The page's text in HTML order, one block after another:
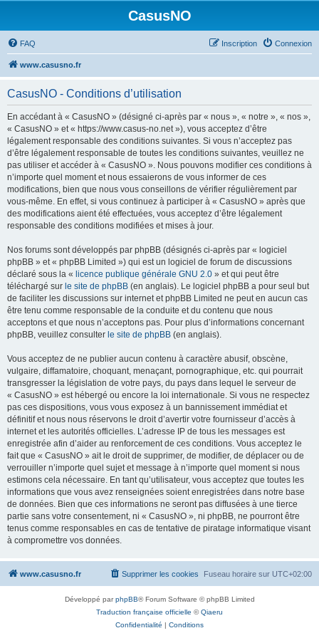
CasusNO
FAQ Connexion
Inscription
www.casusno.fr
CasusNO - Conditions d’utilisation
En accédant à « CasusNO » (désigné ci-après par « nous », « notre », « nos »,
« CasusNO » et « https://www.casus-no.net »), vous acceptez d’être
légalement responsable des conditions suivantes. Si vous n’acceptez pas
d’être légalement responsable de toutes les conditions suivantes, veuillez ne
pas utiliser et accéder à « CasusNO ». Nous pouvons modifier ces conditions à
n’importe quel moment et nous essaierons de vous informer de ces
modifications, bien que nous vous conseillons de vérifier régulièrement par
vous-même. En effet, si vous continuez à participer à « CasusNO » après que
des modifications aient été effectuées, vous acceptez d’être légalement
responsable des conditions modifiées et mises à jour.
Nos forums sont développés par phpBB (désignés ci-après par « logiciel
phpBB » et « phpBB Limited ») qui est un logiciel de forum de discussions
déclaré sous la « licence publique générale GNU 2.0 » et qui peut être
téléchargé sur le site de phpBB (en anglais). Le logiciel phpBB a pour seul but
de faciliter les discussions sur internet et phpBB Limited ne peut en aucun cas
être tenu comme responsable de la conduite et du contenu que nous
acceptons et que nous n’acceptons pas. Pour plus d’informations concernant
phpBB, veuillez consulter le site de phpBB (en anglais).
Vous acceptez de ne publier aucun contenu à caractère abusif, obscène,
vulgaire, diffamatoire, choquant, menaçant, pornographique, etc. qui pourrait
transgresser la législation de votre pays, du pays dans lequel le serveur de
« CasusNO » est hébergé ou encore la loi internationale. Si vous ne respectez
pas ces dispositions, vous vous exposez à un bannissement immédiat et
définitif et nous nous réservons le droit d’avertir votre fournisseur d’accès à
internet et les autorités officielles. L’adresse IP de tous les messages est
enregistrée afin d’aider au renforcement de ces conditions. Vous acceptez le
fait que « CasusNO » ait le droit de supprimer, de modifier, de déplacer ou de
verrouiller n’importe quel sujet et message à n’importe quel moment si nous
estimons cela nécessaire. En tant qu’utilisateur, vous acceptez que toutes les
informations que vous avez renseignées soient enregistrées dans notre base
de données. Bien que ces informations ne seront pas diffusées à une tierce
partie sans votre consentement, ni « CasusNO », ni phpBB, ne pourront être
tenus comme responsables en cas de tentative de piratage informatique visant
à compromettre vos données.
www.casusno.fr Fuseau horaire sur UTC+02:00
Supprimer les cookies
Développé parphpBB® Forum Software © phpBB Limited
Traduction française officielle ©Qiaeru
Confidentialité | Conditions